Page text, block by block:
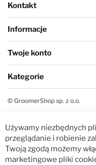
Kontakt
Informacje
Twoje konto
Kategorie
© GroomerShop sp. z o.o.
Używamy niezbędnych
przeglądanie i robienie
Twoją zgodą możemy
marketingowe pliki